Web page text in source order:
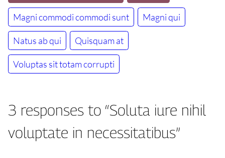
Magni commodi commodi sunt Magni qui
Natus ab qui Quisquam at
Voluptas sit totam corrupti
3 responses to “Soluta iure nihil
voluptate in necessitatibus”